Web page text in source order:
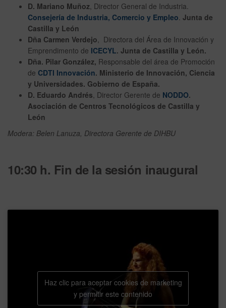
D. Mariano Muñoz , Director General de Industria.
Consejería de Industria, Comercio y Empleo Junta de
Castilla y León
Dña Carmen Verdejo , Directora del Área de Innovación y
Emprendimento de ICECYL. Junta de Castilla y León.
Dña. Pilar González, Responsable del área de Promoción
de CDTI Innovación. Ministerio de Innovación, Ciencia
y Universidades. Gobierno de España.
D. Eduardo Andrés , Director Gerente de NODDO.
Asociación de Centros Tecnológicos de Castilla y
León
Modera: Belen Lanuza, Directora Gerente de DIHBU
10:30 h. Fin de la sesión inaugural
Haz clic para aceptar cookies de marketing
y permitir este contenido